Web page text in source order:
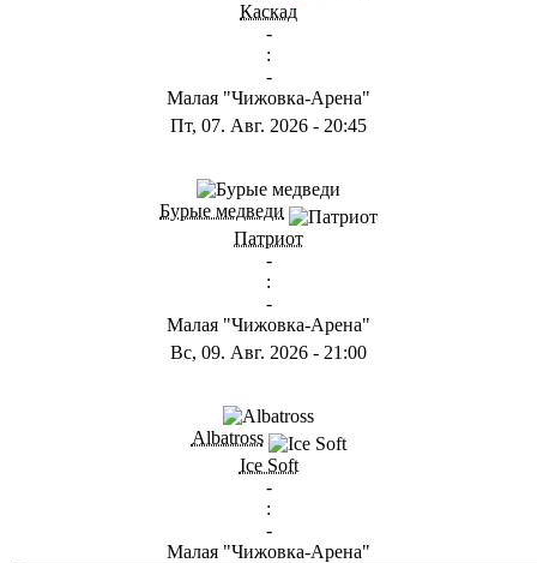
Каскад
-
:
-
Малая "Чижовка-Арена"
Пт, 07. Авг. 2026 - 20:45
Бурые медведи
Патриот
-
:
-
Малая "Чижовка-Арена"
Вс, 09. Авг. 2026 - 21:00
Albatross
Ice Soft
-
:
-
Малая "Чижовка-Арена"